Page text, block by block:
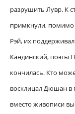
разрушить Лувр. К
примкнули,
Рэй, их
Кандинский, поэты
кончилась. Кто
восклицал Дюшан в
вместо живописи